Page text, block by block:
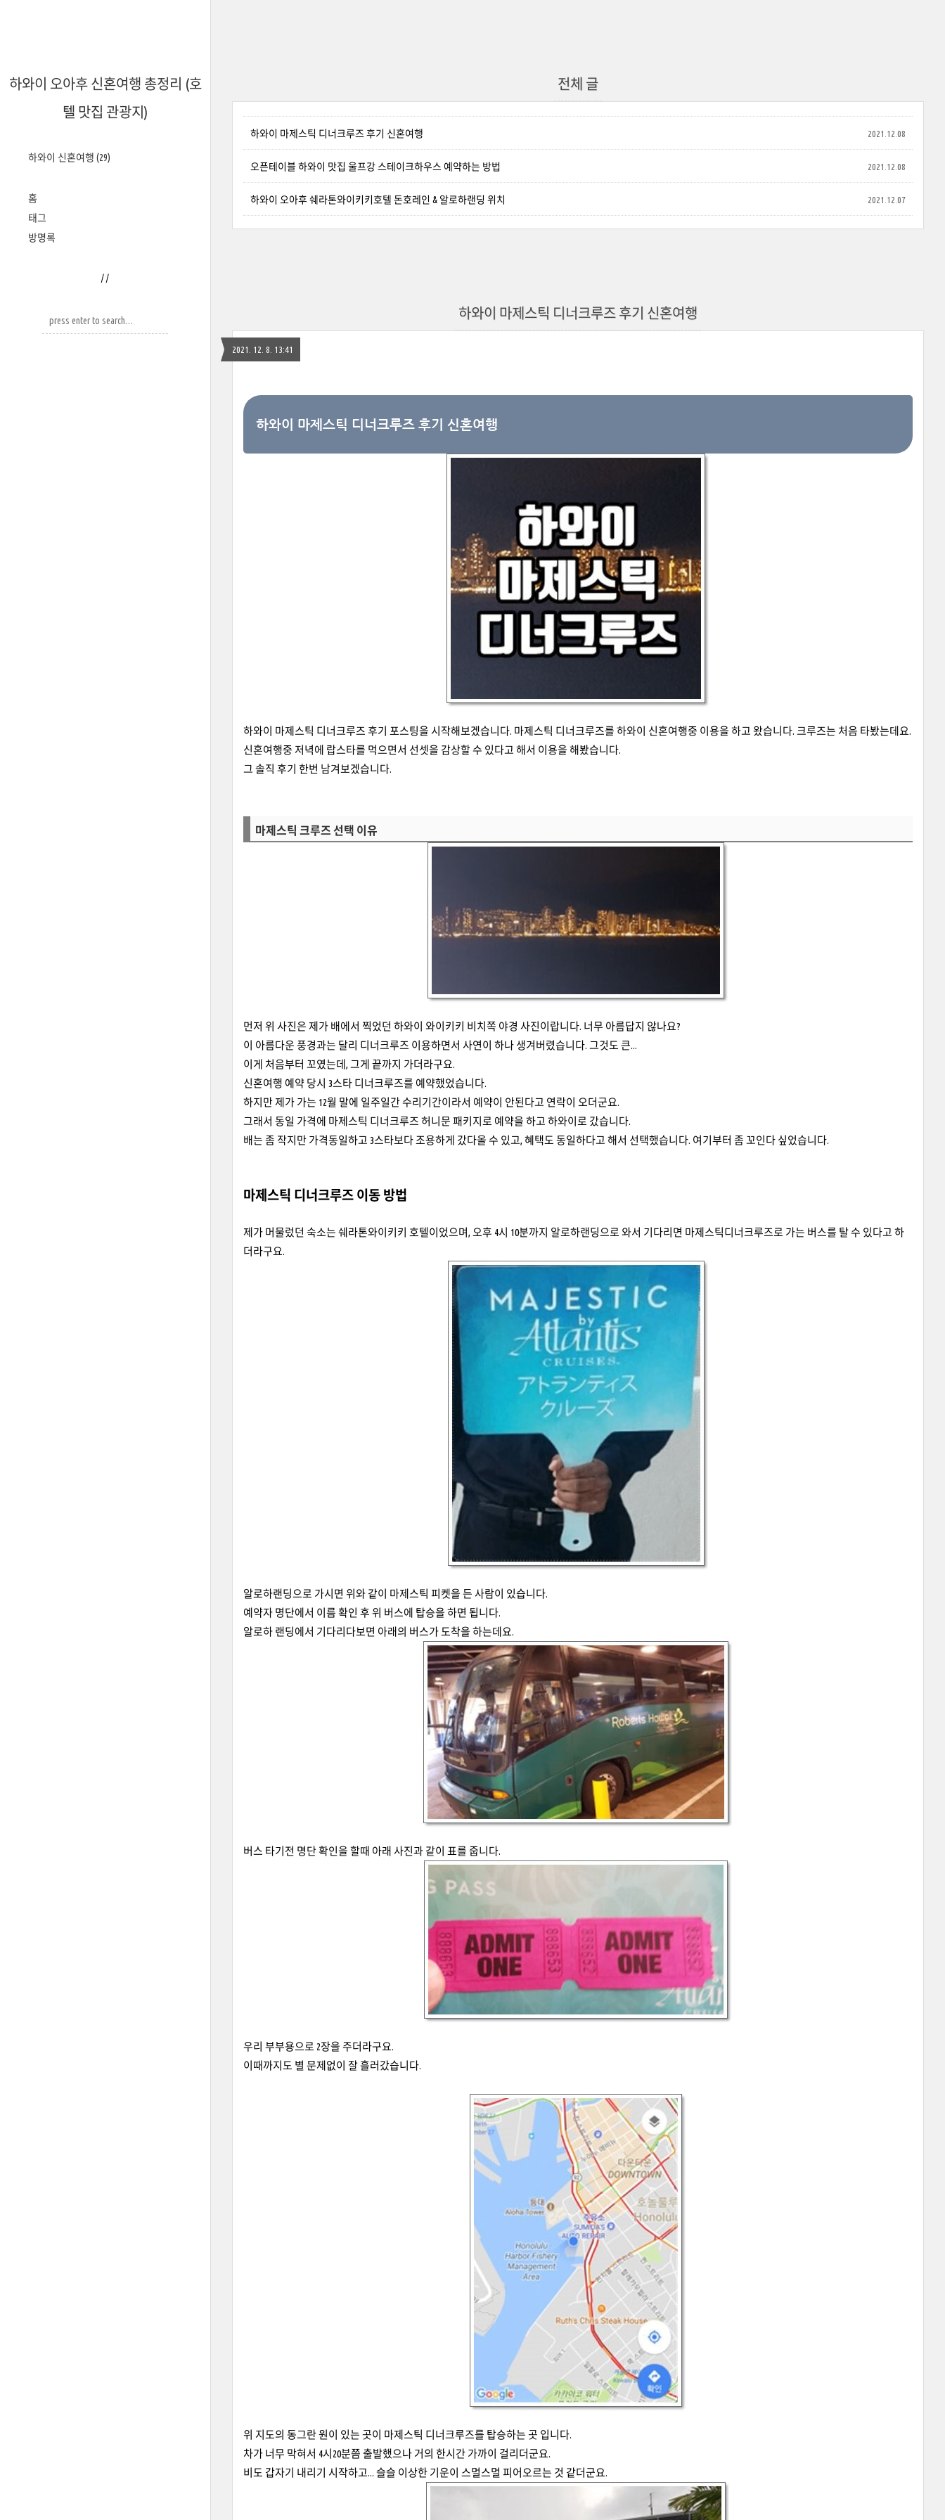
하와이 오아후 신혼여행 총정리 (호
텔 맛집 관광지)
하와이 신혼여행 (29)
홈
태그
방명록
/ /
전체 글
하와이 마제스틱 디너크루즈 후기 신혼여행 2021.12.08
오픈테이블 하와이 맛집 울프강 스테이크하우스 예약하는 방법 2021.12.08
하와이 오아후 쉐라톤와이키키호텔 돈호레인 & 알로하랜딩 위치 2021.12.07
하와이 마제스틱 디너크루즈 후기 신혼여행
2021. 12. 8. 13:41
하와이 마제스틱 디너크루즈 후기 신혼여행
하와이 마제스틱 디너크루즈 후기 포스팅을 시작해보겠습니다. 마제스틱 디너크루즈를 하와이 신혼여행중 이용을 하고 왔습니다. 크루즈는 처음 타봤는데요.
신혼여행중 저녁에 랍스타를 먹으면서 선셋을 감상할 수 있다고 해서 이용을 해봤습니다.
그 솔직 후기 한번 남겨보겠습니다.
마제스틱 크루즈 선택 이유
먼저 위 사진은 제가 배에서 찍었던 하와이 와이키키 비치쪽 야경 사진이랍니다. 너무 아름답지 않나요?
이 아름다운 풍경과는 달리 디너크루즈 이용하면서 사연이 하나 생겨버렸습니다. 그것도 큰...
이게 처음부터 꼬였는데, 그게 끝까지 가더라구요.
신혼여행 예약 당시 3스타 디너크루즈를 예약했었습니다.
하지만 제가 가는 12월 말에 일주일간 수리기간이라서 예약이 안된다고 연락이 오더군요.
그래서 동일 가격에 마제스틱 디너크루즈 허니문 패키지로 예약을 하고 하와이로 갔습니다.
배는 좀 작지만 가격동일하고 3스타보다 조용하게 갔다올 수 있고, 혜택도 동일하다고 해서 선택했습니다. 여기부터 좀 꼬인다 싶었습니다.
마제스틱 디너크루즈 이동 방법
제가 머물렀던 숙소는 쉐라톤와이키키 호텔이었으며, 오후 4시 10분까지 알로하랜딩으로 와서 기다리면 마제스틱디너크루즈로 가는 버스를 탈 수 있다고 하
더라구요.
알로하랜딩으로 가시면 위와 같이 마제스틱 피켓을 든 사람이 있습니다.
예약자 명단에서 이름 확인 후 위 버스에 탑승을 하면 됩니다.
알로하 랜딩에서 기다리다보면 아래의 버스가 도착을 하는데요.
버스 타기전 명단 확인을 할때 아래 사진과 같이 표를 줍니다.
우리 부부용으로 2장을 주더라구요.
이때까지도 별 문제없이 잘 흘러갔습니다.
위 지도의 동그란 원이 있는 곳이 마제스틱 디너크루즈를 탑승하는 곳 입니다.
차가 너무 막혀서 4시20분쯤 출발했으나 거의 한시간 가까이 걸리더군요.
비도 갑자기 내리기 시작하고... 슬슬 이상한 기운이 스멀스멀 피어오르는 것 같더군요.